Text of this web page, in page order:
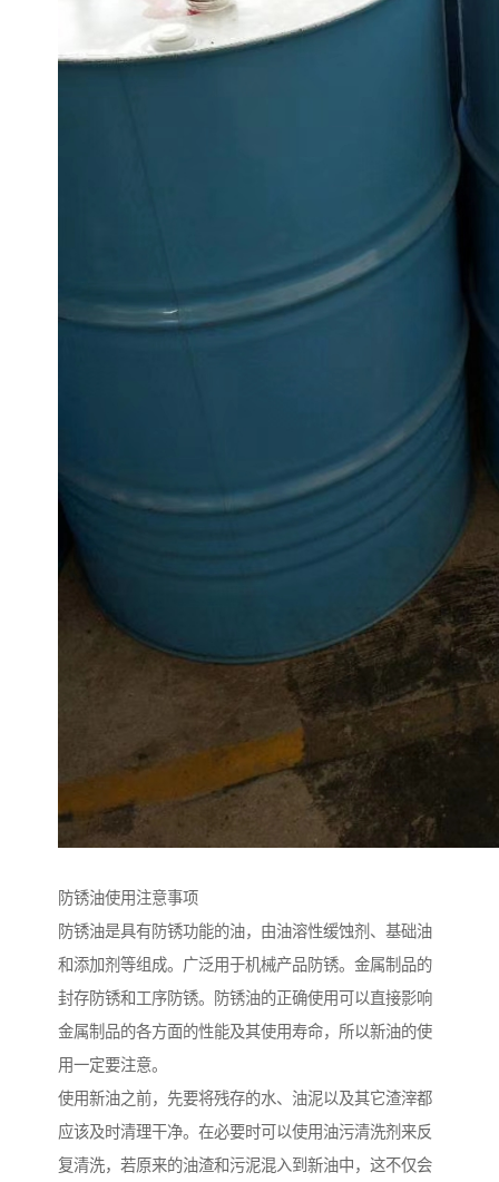
防锈油使用注意事项
防锈油是具有防锈功能的油，由油溶性缓蚀剂、基础油
和添加剂等组成。广泛用于机械产品防锈。金属制品的
封存防锈和工序防锈。防锈油的正确使用可以直接影响
金属制品的各方面的性能及其使用寿命，所以新油的使
用一定要注意。
使用新油之前，先要将残存的水、油泥以及其它渣滓都
应该及时清理干净。在必要时可以使用油污清洗剂来反
复清洗，若原来的油渣和污泥混入到新油中，这不仅会